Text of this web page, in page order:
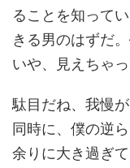
ることを知って
きる男のはずだ
いや、見えちゃ
駄目だね、我慢
同時に、僕の逆
余りに大き過ぎ